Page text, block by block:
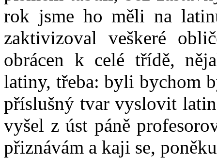
rok jsme ho měli na
zaktivizoval veškeré
obrácen k celé třídě,
latiny, třeba: byli bychom
příslušný tvar vyslovit
vyšel z úst páně
přiznávám a kaji se,